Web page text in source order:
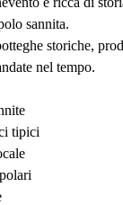
sannita.
storiche,
nel tempo.
tipici